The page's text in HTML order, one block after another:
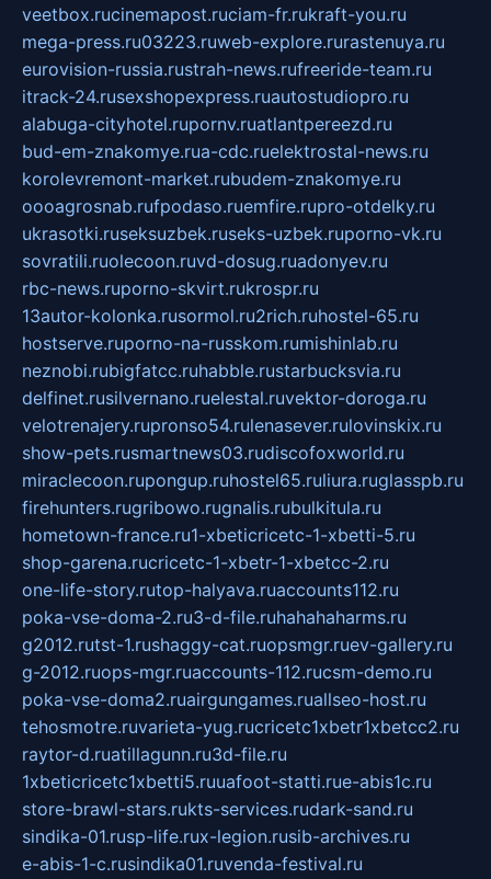
veetbox.rucinemapost.ruciam-fr.rukraft-you.ru
mega-press.ru03223.ruweb-explore.rurastenuya.ru
eurovision-russia.rustrah-news.rufreeride-team.ru
itrack-24.rusexshopexpress.ruautostudiopro.ru
alabuga-cityhotel.rupornv.ruatlantpereezd.ru
bud-em-znakomye.rua-cdc.ruelektrostal-news.ru
korolevremont-market.rubudem-znakomye.ru
oooagrosnab.rufpodaso.ruemfire.rupro-otdelky.ru
ukrasotki.ruseksuzbek.ruseks-uzbek.ruporno-vk.ru
sovratili.ruolecoon.ruvd-dosug.ruadonyev.ru
rbc-news.ruporno-skvirt.rukrospr.ru
13autor-kolonka.rusormol.ru2rich.ruhostel-65.ru
hostserve.ruporno-na-russkom.rumishinlab.ru
neznobi.rubigfatcc.ruhabble.rustarbucksvia.ru
delfinet.rusilvernano.ruelestal.ruvektor-doroga.ru
velotrenajery.rupronso54.rulenasever.rulovinskix.ru
show-pets.rusmartnews03.rudiscofoxworld.ru
miraclecoon.rupongup.ruhostel65.ruliura.ruglasspb.ru
firehunters.rugribowo.rugnalis.rubulkitula.ru
hometown-france.ru1-xbeticricetc-1-xbetti-5.ru
shop-garena.rucricetc-1-xbetr-1-xbetcc-2.ru
one-life-story.rutop-halyava.ruaccounts112.ru
poka-vse-doma-2.ru3-d-file.ruhahahaharms.ru
g2012.rutst-1.rushaggy-cat.ruopsmgr.ruev-gallery.ru
g-2012.ruops-mgr.ruaccounts-112.rucsm-demo.ru
poka-vse-doma2.ruairgungames.ruallseo-host.ru
tehosmotre.ruvarieta-yug.rucricetc1xbetr1xbetcc2.ru
raytor-d.ruatillagunn.ru3d-file.ru
1xbeticricetc1xbetti5.ruuafoot-statti.rue-abis1c.ru
store-brawl-stars.rukts-services.rudark-sand.ru
sindika-01.rusp-life.rux-legion.rusib-archives.ru
e-abis-1-c.rusindika01.ruvenda-festival.ru